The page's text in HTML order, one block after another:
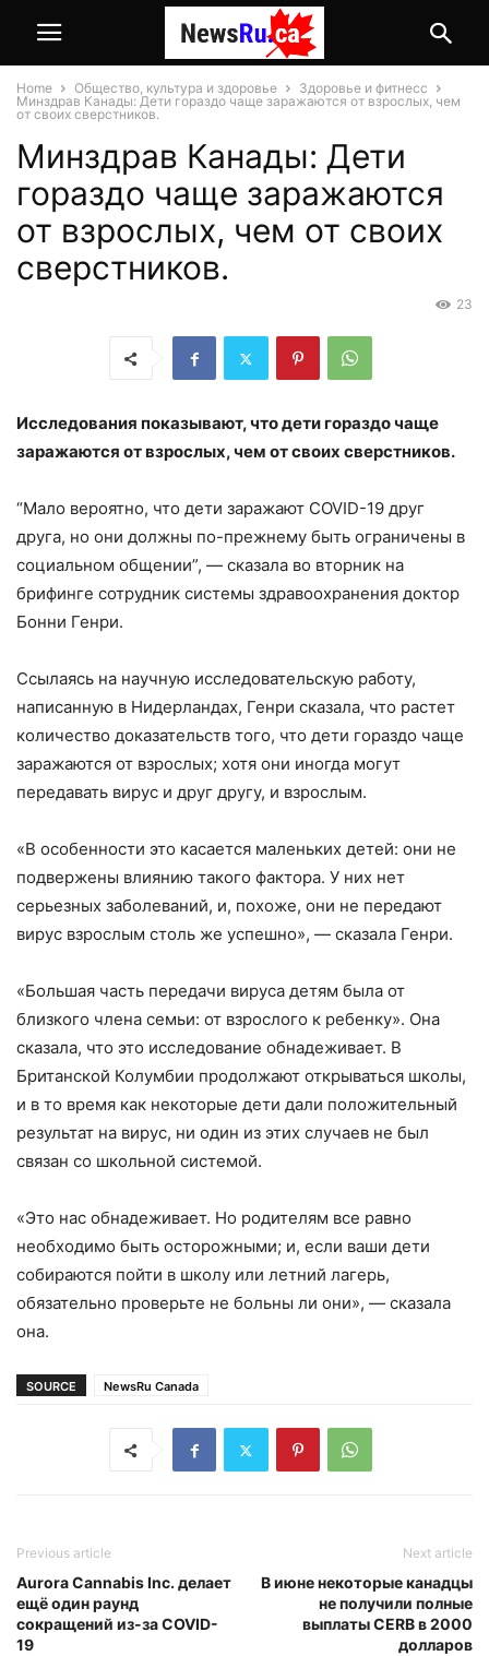
Home Общество, культура и здоровье
Здоровье и фитнесс
Минздрав Канады: Дети гораздо чаще заражаются от взрослых, чем
от своих сверстников.
Минздрав Канады: Дети
гораздо чаще заражаются
от взрослых, чем от своих
сверстников.
23
Исследования показывают, что дети гораздо чаще
заражаются от взрослых, чем от своих сверстников.
“Мало вероятно, что дети заражают COVID-19 друг
друга, но они должны по-прежнему быть ограничены в
социальном общении”, — сказала во вторник на
брифинге сотрудник системы здравоохранения доктор
Бонни Генри.
Ссылаясь на научную исследовательскую работу,
написанную в Нидерландах, Генри сказала, что растет
количество доказательств того, что дети гораздо чаще
заражаются от взрослых; хотя они иногда могут
передавать вирус и друг другу, и взрослым.
«В особенности это касается маленьких детей: они не
подвержены влиянию такого фактора. У них нет
серьезных заболеваний, и, похоже, они не передают
вирус взрослым столь же успешно», — сказала Генри.
«Большая часть передачи вируса детям была от
близкого члена семьи: от взрослого к ребенку». Она
сказала, что это исследование обнадеживает. В
Британской Колумбии продолжают открываться школы,
и в то время как некоторые дети дали положительный
результат на вирус, ни один из этих случаев не был
связан со школьной системой.
«Это нас обнадеживает. Но родителям все равно
необходимо быть осторожными; и, если ваши дети
собираются пойти в школу или летний лагерь,
обязательно проверьте не больны ли они», — сказала
она.
SOURCE NewsRu Canada
Previous article
Aurora Cannabis Inc. делает
ещё один раунд
сокращений из-за COVID-
19
Next article
В июне некоторые канадцы
не получили полные
выплаты CERB в 2000
долларов